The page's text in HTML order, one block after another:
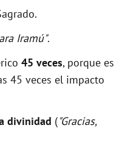
Iramú".
45 veces, porque es
45 veces el impacto
divinidad ("Gracias,